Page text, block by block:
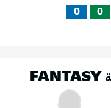
0
0